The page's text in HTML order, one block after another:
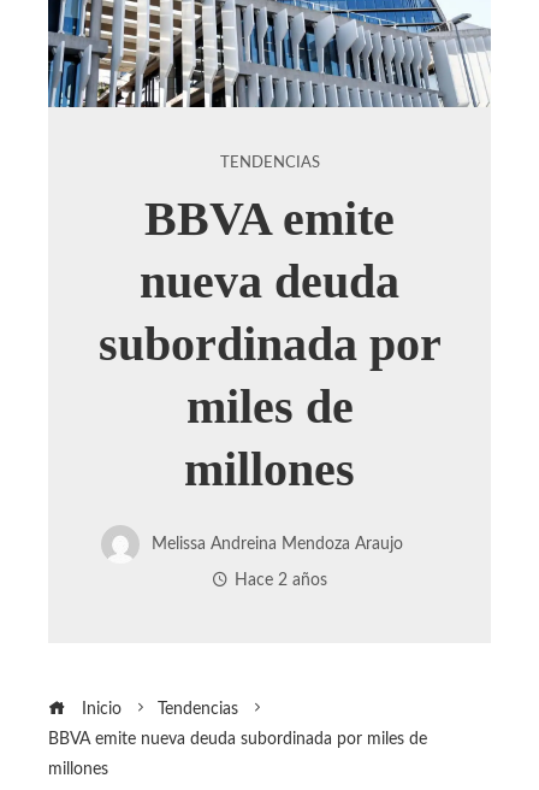
TENDENCIAS
BBVA emite
nueva deuda
subordinada por
miles de
millones
Melissa Andreina Mendoza Araujo
Hace 2 años
Inicio
Tendencias
BBVA emite nueva deuda subordinada por miles de
millones